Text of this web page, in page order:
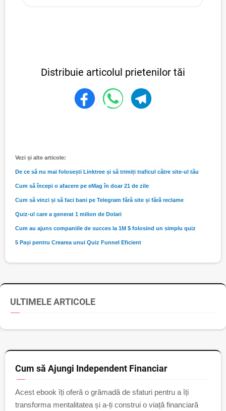
Distribuie articolul prietenilor tăi
Vezi și alte articole:
De ce să nu mai folosești Linktree și să trimiți traficul către site-ul tău
Cum să începi o afacere pe eMag în doar 21 de zile
Cum să vinzi și să faci bani pe Telegram fără site și fără reclame
Quiz-ul care a generat 1 milion de Dolari
Cum au ajuns companiile de succes la 1M $ folosind un simplu quiz
5 Pași pentru Crearea unui Quiz Funnel Eficient
ULTIMELE ARTICOLE
Cum să Ajungi Independent Financiar
Acest ebook îți oferă o grămadă de sfaturi pentru a îți
transforma mentalitatea și a-ți construi o viață financiară